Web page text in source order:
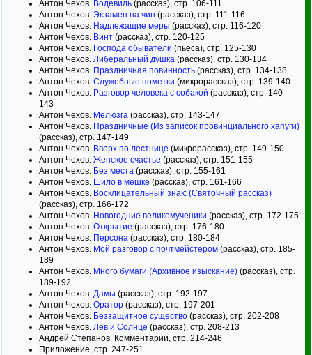
Антон Чехов. Водевиль (рассказ), стр. 106-111
Антон Чехов. Экзамен на чин (рассказ), стр. 111-116
Антон Чехов. Надлежащие меры (рассказ), стр. 116-120
Антон Чехов. Винт (рассказ), стр. 120-125
Антон Чехов. Господа обыватели (пьеса), стр. 125-130
Антон Чехов. Либеральный душка (рассказ), стр. 130-134
Антон Чехов. Праздничная повинность (рассказ), стр. 134-138
Антон Чехов. Служебные пометки (микрорассказ), стр. 139-140
Антон Чехов. Разговор человека с собакой (рассказ), стр. 140-
143
Антон Чехов. Мелюзга (рассказ), стр. 143-147
Антон Чехов. Праздничные (Из записок провинциального хапуги)
(рассказ), стр. 147-149
Антон Чехов. Вверх по лестнице (микрорассказ), стр. 149-150
Антон Чехов. Женское счастье (рассказ), стр. 151-155
Антон Чехов. Без места (рассказ), стр. 155-161
Антон Чехов. Шило в мешке (рассказ), стр. 161-166
Антон Чехов. Восклицательный знак: (Святочный рассказ)
(рассказ), стр. 166-172
Антон Чехов. Новогодние великомученики (рассказ), стр. 172-175
Антон Чехов. Открытие (рассказ), стр. 176-180
Антон Чехов. Персона (рассказ), стр. 180-184
Антон Чехов. Мой разговор с почтмейстером (рассказ), стр. 185-
189
Антон Чехов. Много бумаги (Архивное изыскание) (рассказ), стр.
189-192
Антон Чехов. Дамы (рассказ), стр. 192-197
Антон Чехов. Оратор (рассказ), стр. 197-201
Антон Чехов. Беззащитное существо (рассказ), стр. 202-208
Антон Чехов. Лев и Солнце (рассказ), стр. 208-213
Андрей Степанов. Комментарии, стр. 214-246
Приложение, стр. 247-251